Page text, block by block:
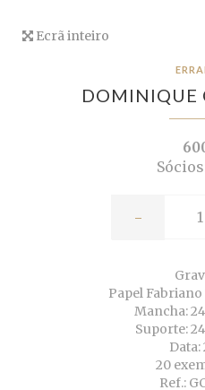
Ecrã inteiro
DOMINIQUE
-
Papel
Mancha:
Suporte:
Data:
20
Ref.: